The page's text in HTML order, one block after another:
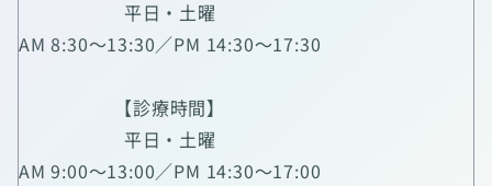
平日・土曜
AM 8:30～13:30／PM 14:30～17:30
【診療時間】
平日・土曜
AM 9:00～13:00／PM 14:30～17:00